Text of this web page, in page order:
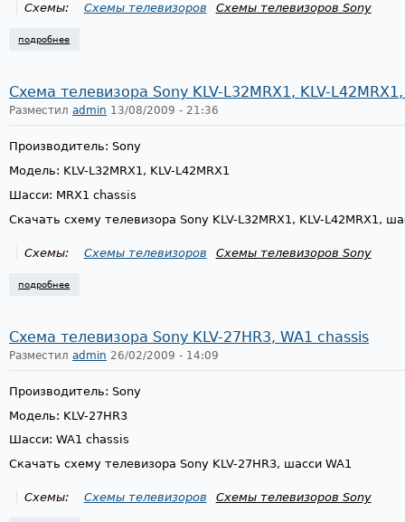
Схемы: Схемы телевизоров Схемы телевизоров Sony
подробнее
Схема телевизора Sony KLV-L32MRX1, KLV-
Разместил admin 13/08/2009 - 21:36
Производитель: Sony
Модель: KLV-L32MRX1, KLV-L42MRX1
Шасси: MRX1 chassis
Скачать схему телевизора Sony KLV-L32MRX1, KLV-L42MRX1,
Схемы: Схемы телевизоров Схемы телевизоров Sony
подробнее
Схема телевизора Sony KLV-27HR3, WA1 chassis
Разместил admin 26/02/2009 - 14:09
Производитель: Sony
Модель: KLV-27HR3
Шасси: WA1 chassis
Скачать схему телевизора Sony KLV-27HR3, шасси WA1
Схемы: Схемы телевизоров Схемы телевизоров Sony